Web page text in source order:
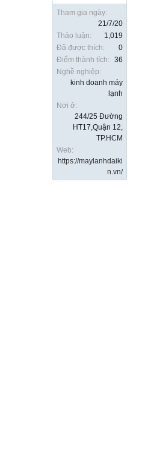
Tham gia ngày:
21/7/20
Thảo luận:
1,019
Đã được thích:
0
Điểm thành tích:
36
Nghề nghiệp:
kinh doanh máy
lạnh
Nơi ở:
244/25 Đường
HT17,Quận 12,
TP.HCM
Web:
https://maylanhdaiki
n.vn/